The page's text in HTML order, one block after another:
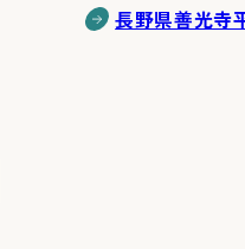
長野県善光寺